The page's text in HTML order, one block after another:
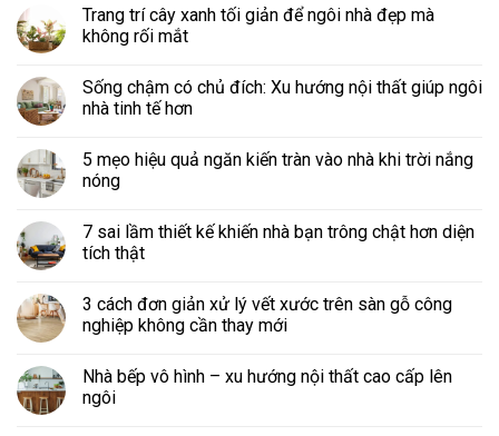
Trang trí cây xanh tối giản để ngôi nhà đẹp mà
không rối mắt
Sống chậm có chủ đích: Xu hướng nội thất giúp ngôi
nhà tinh tế hơn
5 mẹo hiệu quả ngăn kiến tràn vào nhà khi trời nắng
nóng
7 sai lầm thiết kế khiến nhà bạn trông chật hơn diện
tích thật
3 cách đơn giản xử lý vết xước trên sàn gỗ công
nghiệp không cần thay mới
Nhà bếp vô hình – xu hướng nội thất cao cấp lên
ngôi